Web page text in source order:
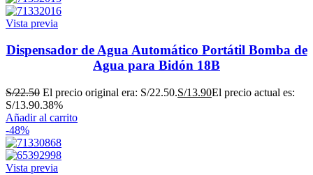
Vista previa
Dispensador de Agua Automático Portátil Bomba de
Agua para Bidón 18B
S/22.50 El precio original era: S/22.50.S/13.90El precio actual es:
S/13.90.38%
Añadir al carrito
-48%
Vista previa